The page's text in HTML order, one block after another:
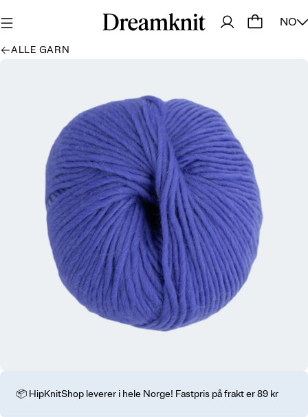
NO
ALLE GARN
📦 HipKnitShop leverer i hele Norge! Fastpris på frakt er 89 kr